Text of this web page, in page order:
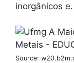
inorgânicos e.
Source: